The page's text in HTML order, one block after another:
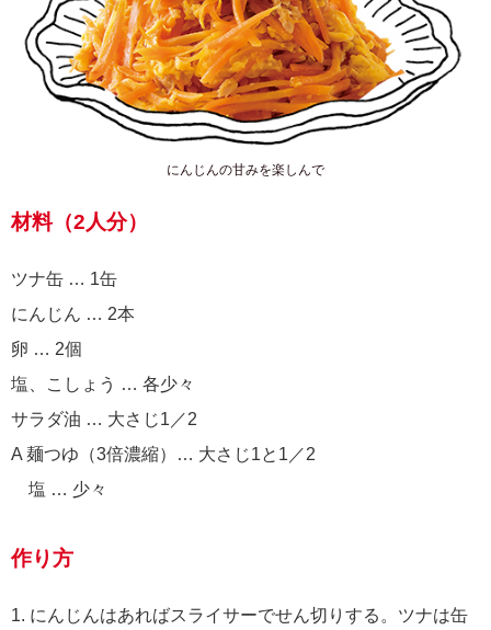
にんじんの甘みを楽しんで
材料（2人分）
ツナ缶 … 1缶
にんじん … 2本
卵 … 2個
塩、こしょう … 各少々
サラダ油 … 大さじ1／2
A 麺つゆ（3倍濃縮）… 大さじ1と1／2
塩 … 少々
作り方
1. にんじんはあればスライサーでせん切りする。ツナは缶